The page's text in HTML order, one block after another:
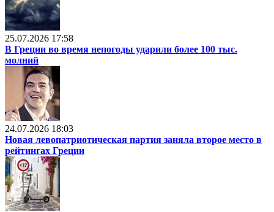
25.07.2026 17:58
В Греции во время непогоды ударили более 100 тыс.
молний
24.07.2026 18:03
Новая левопатриотическая партия заняла второе место в
рейтингах Греции